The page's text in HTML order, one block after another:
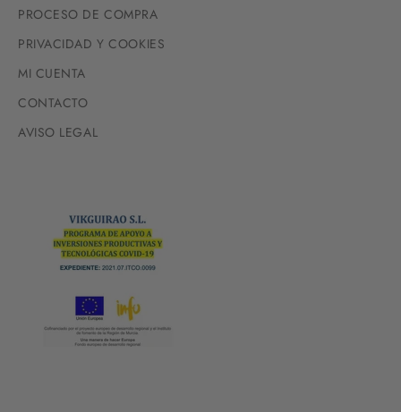
PROCESO DE COMPRA
PRIVACIDAD Y COOKIES
MI CUENTA
CONTACTO
AVISO LEGAL